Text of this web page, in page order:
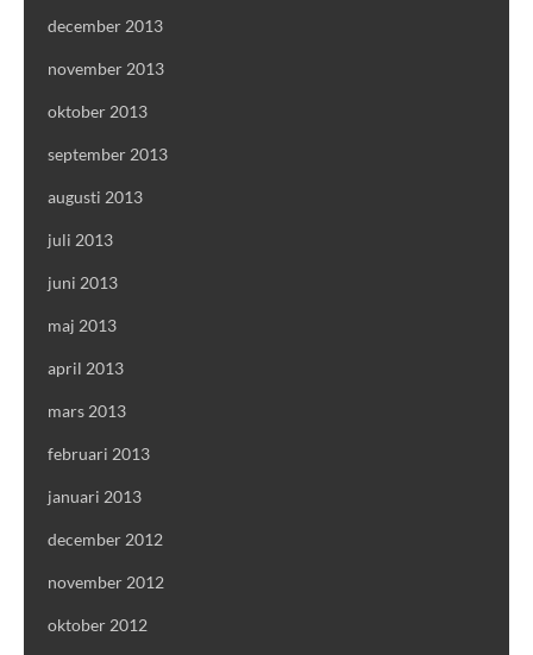
december 2013
november 2013
oktober 2013
september 2013
augusti 2013
juli 2013
juni 2013
maj 2013
april 2013
mars 2013
februari 2013
januari 2013
december 2012
november 2012
oktober 2012